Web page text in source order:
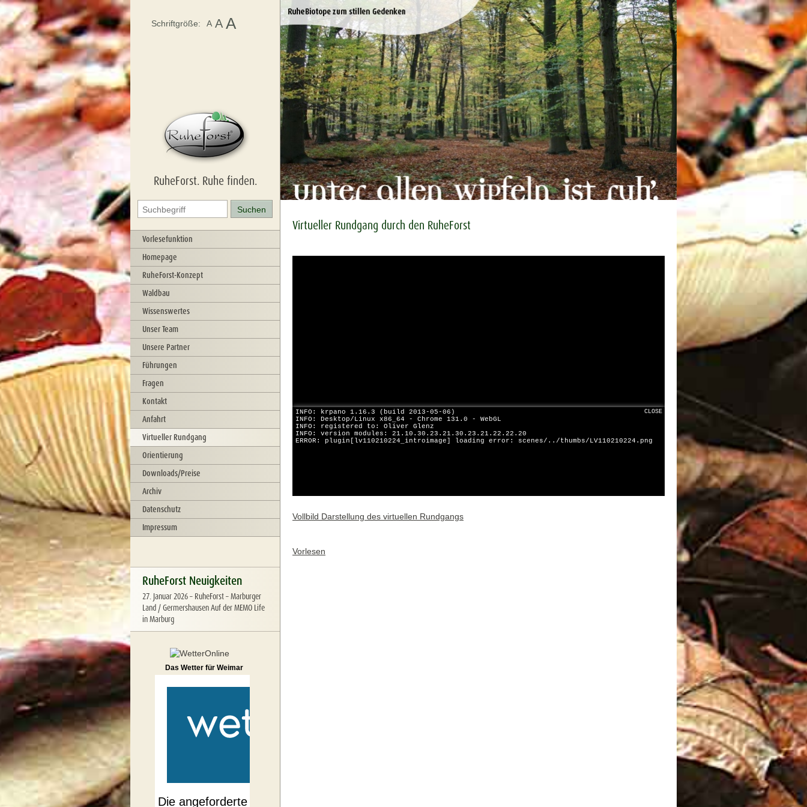
RuheForst. Ruhe finden.
Vorlesefunktion
Homepage
RuheForst-Konzept
Waldbau
Wissenswertes
Unser Team
Unsere Partner
Führungen
Fragen
Kontakt
Anfahrt
Virtueller Rundgang
Orientierung
Downloads/Preise
Archiv
Datenschutz
Impressum
RuheForst Neuigkeiten
27. Januar 2026– RuheForst – Marburger
Land / Germershausen Auf der MEMO Life
in Marburg
Schriftgröße: A A A
Das Wetter für Weimar
Virtueller Rundgang durch den RuheForst
Vollbild Darstellung des virtuellen Rundgangs
Vorlesen